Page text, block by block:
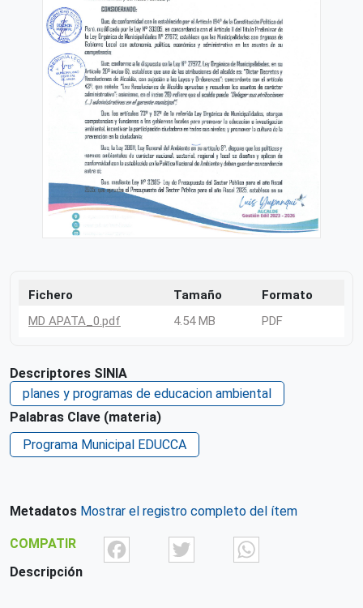
Fichero Tamaño
Formato
MD APATA_0.pdf
4.54 MB PDF
Descriptores SINIA
planes y programas de educacion ambiental
Palabras Clave (materia)
Programa Municipal EDUCCA
Metadatos Mostrar el registro completo del ítem
COMPATIR FacebookTwitter
Descripción